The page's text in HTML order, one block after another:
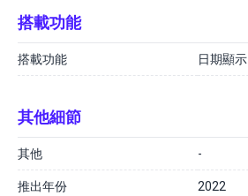
搭載功能
搭載功能 日期顯示
其他細節
其他 -
推出年份 2022